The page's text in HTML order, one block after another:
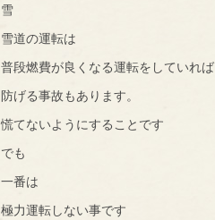
雪
雪道の運転は
普段燃費が良くなる運転をしていれば
防げる事故もあります。
慌てないようにすることです
でも
一番は
極力運転しない事です